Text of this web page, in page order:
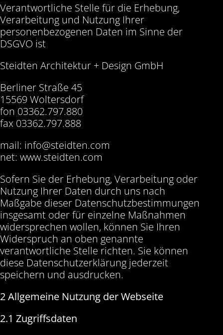
Verantwortliche Stelle für die Erhebung,
Verarbeitung und Nutzung Ihrer
personenbezogenen Daten im Sinne der
DSGVO ist
Steidten Architektur + Design GmbH
Berliner Straße 45
15569 Woltersdorf
fon 03362.797.880
fax 03362.797.888
mail: info@steidten.com
net: www.steidten.com
Sofern Sie der Erhebung, Verarbeitung oder
Nutzung Ihrer Daten durch uns nach
Maßgabe dieser Datenschutzbestimmungen
insgesamt oder für einzelne Maßnahmen
widersprechen wollen, können Sie Ihren
Widerspruch an oben genannte
verantwortliche Stelle richten. Sie können
diese Datenschutzerklärung jederzeit
speichern und ausdrucken.
2 Allgemeine Nutzung der Webseite
2.1 Zugriffsdaten